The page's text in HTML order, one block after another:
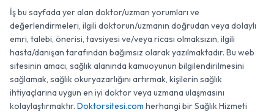
İş bu sayfada yer alan doktor/uzman yorumları ve
değerlendirmeleri, ilgili doktorun/uzmanın doğrudan veya dolaylı
emri, talebi, önerisi, tavsiyesi ve/veya ricası olmaksızın, ilgili
hasta/danışan tarafından bağımsız olarak yazılmaktadır. Bu web
sitesinin amacı, sağlık alanında kamuoyunun bilgilendirilmesini
sağlamak, sağlık okuryazarlığını artırmak, kişilerin sağlık
ihtiyaçlarına uygun en iyi doktor veya uzmana ulaşmasını
kolaylaştırmaktır. Doktorsitesi.com herhangi bir Sağlık Hizmeti